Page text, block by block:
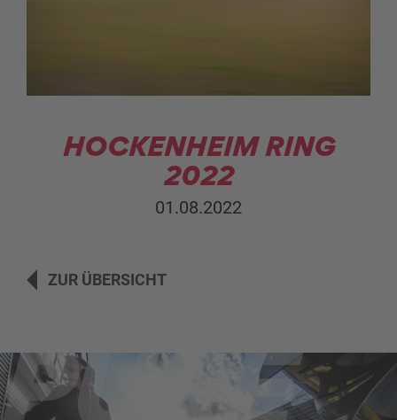
HOCKENHEIM RING
2022
01.08.2022
ZUR ÜBERSICHT